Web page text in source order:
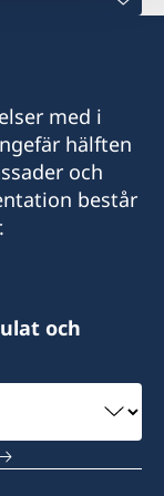
med i
hälften
och
består
och